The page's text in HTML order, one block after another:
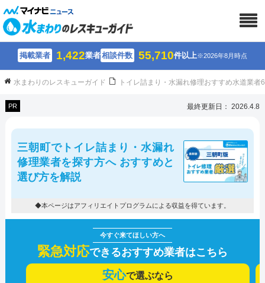
掲載業者 1,422業者相談件数 55,710件以上※2026年8月時点
水まわりのレスキューガイド トイレ詰まり・水漏れ修理おすすめ水道業
PR 最終更新日： 2026.4.8
三朝町でトイレ詰まり・水漏れ
修理業者を探す方へ おすすめと
選び方を解説
◆本ページはアフィリエイトプログラムによる収益を得ています。
緊急対応できるおすすめ業者はこちら
安心で選ぶなら